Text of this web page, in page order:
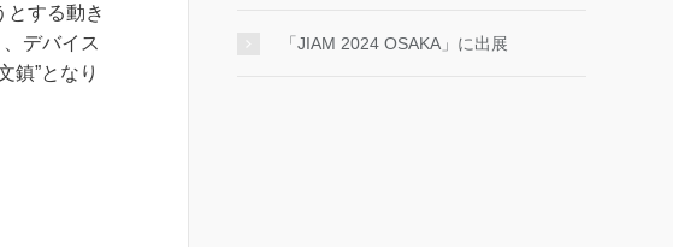
する動き
デバイス
鎮”となり
「JIAM 2024 OSAKA」に出展